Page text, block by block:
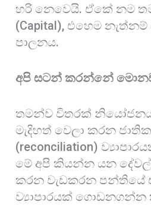
හරි නෙවෙයි. ඒකේ නම
(Capital), එහෙම
පාලනය.
අපි සටන් කරන්නේ
තමන්ව විතරක්
මැදිහත් වෙලා කරන
(reconciliation)
මේ අපි කියන්න යන
කරන වැඩකරන පන්තියේ
ව්‍යාපාරයක් ගොඩනගන්න